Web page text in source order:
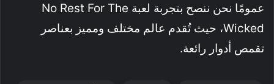
عمومًا نحن ننصح بتجربة لعبة No Rest For The
Wicked، حيث تُقدم عالم مختلف ومميز بعناصر
تقمص أدوار رائعة.